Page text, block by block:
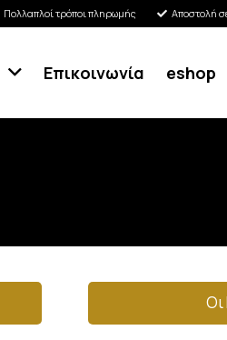
Πολλαπλοί τρόποι πληρωμής Αποστολή
Επικοινωνία eshop
Οι